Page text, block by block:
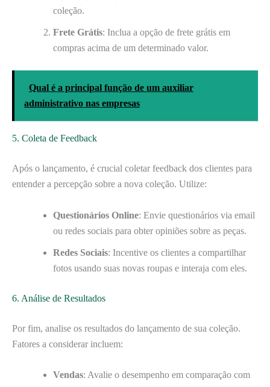
coleção.
Frete Grátis: Inclua a opção de frete grátis em
compras acima de um determinado valor.
Qual é a principal função de um auxiliar
administrativo nas empresas
5. Coleta de Feedback
Após o lançamento, é crucial coletar feedback dos clientes para
entender a percepção sobre a nova coleção. Utilize:
Questionários Online: Envie questionários via email
ou redes sociais para obter opiniões sobre as peças.
Redes Sociais: Incentive os clientes a compartilhar
fotos usando suas novas roupas e interaja com eles.
6. Análise de Resultados
Por fim, analise os resultados do lançamento de sua coleção.
Fatores a considerar incluem:
Vendas: Avalie o desempenho em comparação com